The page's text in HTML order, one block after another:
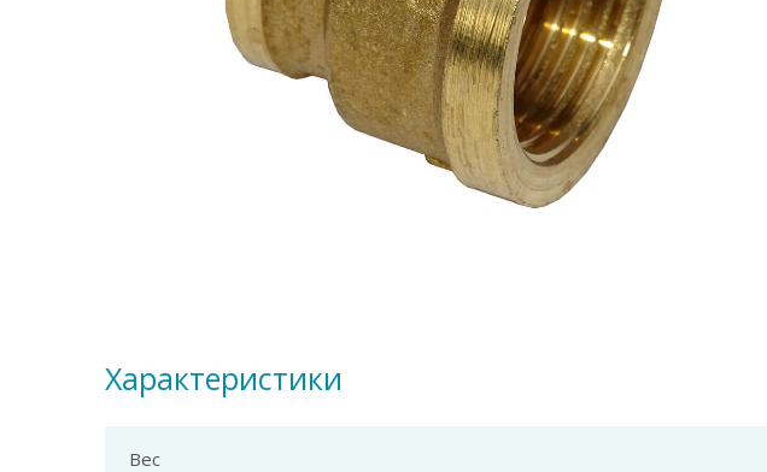
Характеристики
Вес